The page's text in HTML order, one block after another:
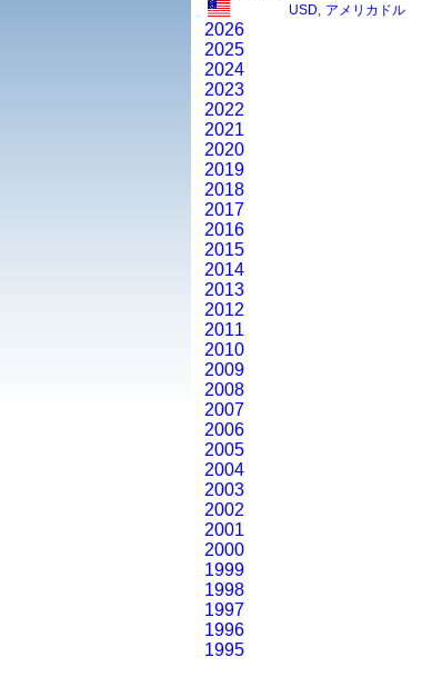
USD アメリカドル
2026
2025
2024
2023
2022
2021
2020
2019
2018
2017
2016
2015
2014
2013
2012
2011
2010
2009
2008
2007
2006
2005
2004
2003
2002
2001
2000
1999
1998
1997
1996
1995